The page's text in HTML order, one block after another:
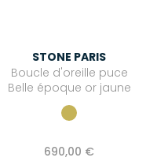
STONE PARIS
Boucle d'oreille puce
Belle époque or jaune
690,00 €